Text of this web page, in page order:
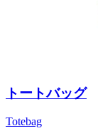
トートバッグ
Totebag